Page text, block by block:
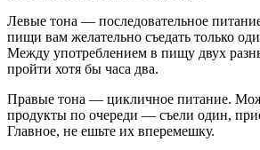
Левые тона — последовательное
пищи вам желательно съедать только
Между употреблением в пищу двух
пройти хотя бы часа два.
Правые тона — цикличное питание.
продукты по очереди — съели один,
Главное, не ешьте их вперемешку.